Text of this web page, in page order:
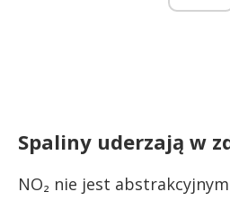
Spaliny uderzają w
NO₂ nie jest